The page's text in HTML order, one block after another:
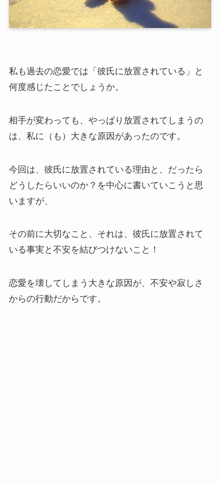
私も過去の恋愛では「彼氏に放置されている」と
何度感じたことでしょうか。
相手が変わっても、やっぱり放置されてしまうの
は、私に（も）大きな原因があったのです。
今回は、彼氏に放置されている理由と、だったら
どうしたらいいのか？を中心に書いていこうと思
いますが、
その前に大切なこと、それは、彼氏に放置されて
いる事実と不安を結びつけないこと！
恋愛を壊してしまう大きな原因が、不安や寂しさ
からの行動だからです。